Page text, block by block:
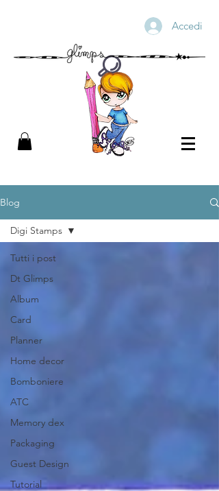
Accedi
Blog
Tutti i post
Dt Glimps
Album
Card
Planner
Home decor
Bomboniere
ATC
Memory dex
Packaging
Guest Design
Tutorial
Digi Stamps